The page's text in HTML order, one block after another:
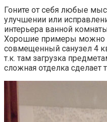
Гоните от себя любые
улучшении или
интерьера ванной
Хорошие примеры можно
совмещенный санузел 4
т.к. там загрузка
сложная отделка сделает